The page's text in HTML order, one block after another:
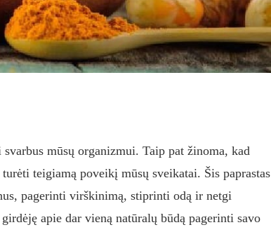
mūsų organizmui. Taip pat žinoma, kad
teigiamą poveikį mūsų sveikatai. Šis paprastas
pagerinti virškinimą, stiprinti odą ir netgi
apie dar vieną natūralų būdą pagerinti savo